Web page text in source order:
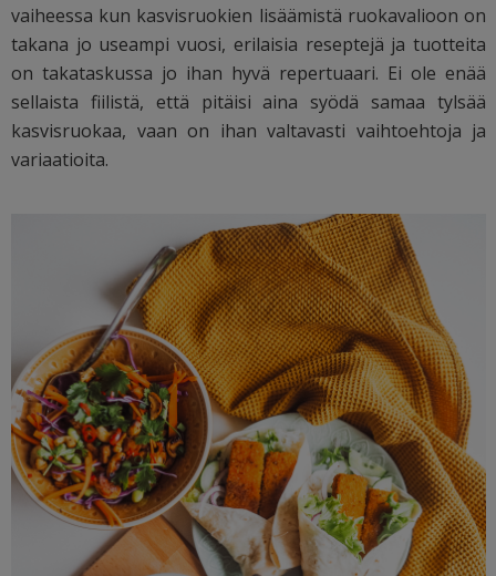
vaiheessa kun kasvisruokien lisäämistä ruokavalioon on
takana jo useampi vuosi, erilaisia reseptejä ja tuotteita
on takataskussa jo ihan hyvä repertuaari. Ei ole enää
sellaista fiilistä, että pitäisi aina syödä samaa tylsää
kasvisruokaa, vaan on ihan valtavasti vaihtoehtoja ja
variaatioita.